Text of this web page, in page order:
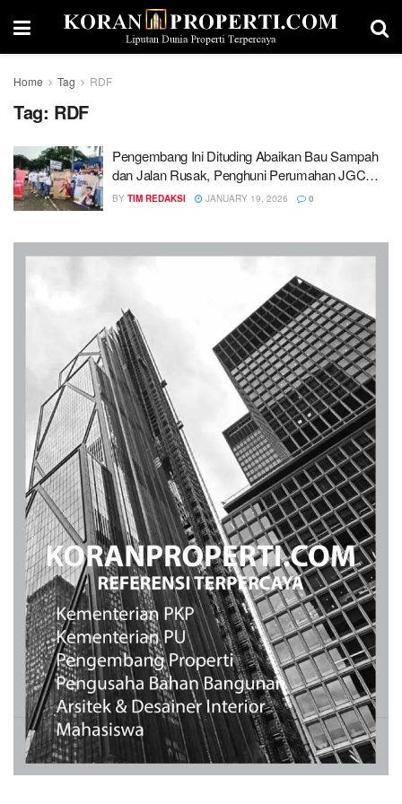
Home Tag RDF
Tag: RDF
Pengembang Ini Dituding Abaikan Bau Sampah
dan Jalan Rusak, Penghuni Perumahan JGC
Gelar Aksi Demo Damai
BY TIM REDAKSI JANUARY 19, 2026 0